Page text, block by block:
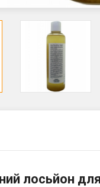
лосьйон